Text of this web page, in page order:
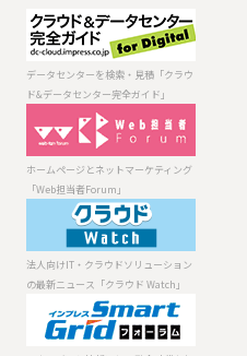
データセンター
を検索・見積
「クラウド&デー
タセンター完全
ソフトウェア開
発エンジニアに
「Think IT」
ホームページと
ネットマーケテ
ィング「Web担
当者Forum」
インターネット
メディアの総合
研究所 調査報
法人向けIT・ク
ラウドソリュー
ションの最新ニ
ュース「クラウ
日本のITを変え
「IT Leaders」
エネルギーと情
報通信の融合時
ECに携わる人の
ためのメディア
データセンターを検索・見積「クラウ
ド&データセンター完全ガイド」
ホームページとネットマーケティング
「Web担当者Forum」
法人向けIT・クラウドソリューション
の最新ニュース「クラウド Watch」